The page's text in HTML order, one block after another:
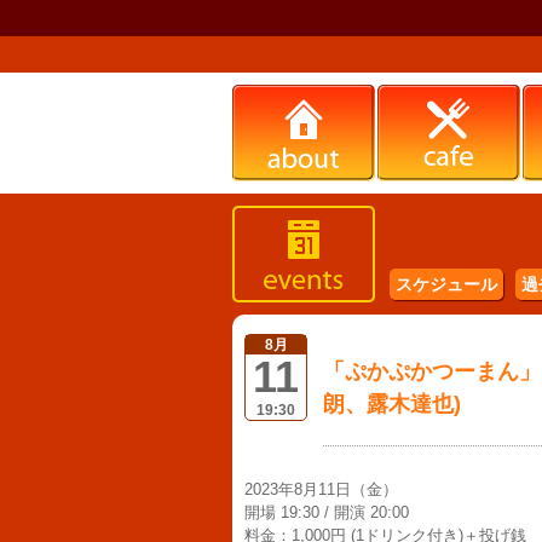
スケジュール 過
8月
11
19:30
「ぷかぷかつーまん
朗、露木達也)
2023年8月11日（金）
開場 19:30 / 開演 20:00
料金：1,000円 (1ドリンク付き)＋投げ銭